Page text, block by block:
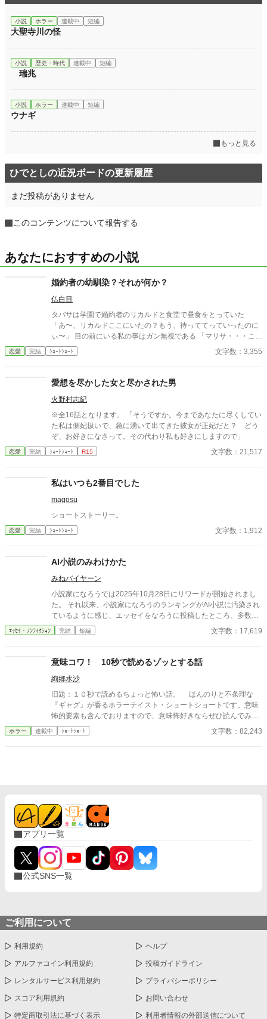
小説 ホラー 連載中 短編
大聖寺川の怪
小説 歴史・時代 連載中 短編
瑞兆
小説 ホラー 連載中 短編
ウナギ
もっと見る
ひでとしの近況ボードの更新履歴
まだ投稿がありません
このコンテンツについて報告する
あなたにおすすめの小説
婚約者の幼馴染？それが何か？
仏白目
タバサは学園で婚約者のリカルドと食堂で昼食をとっていた
「あ〜、リカルドここにいたの？もう、待っててっていったのに
ぃ〜」 目の前にいる私の事はガン無視である 「マリサ・・・これ
からはタバサと昼食は一緒にとるから、君は遠慮してくれない
か？」 リカルドにそう言われたマリサは 「酷いわ！リカルド！私
ていた？今聞き捨てならない言葉が・・・ 「マリサ！誤解を招く
ような言い方はやめてくれ！僕たちは幼馴染ってだけだろう？」
「そんな！リカルド酷い！」 マリサはテーブルに突っ伏してワア
ワア泣き出した、およそ貴族令嬢とは思えない姿を晒している
この騒ぎ自体 とんだ恥晒しだわ タバサは席を立ち 冷めた目で
リカルドを見ると、「この事は父に相談します、お先に失礼しま
バサは席を立った
恋愛 完結 ｼｮｰﾄｼｮｰﾄ 文字数：3,355
愛想を尽かした女と尽かされた男
火野村志紀
※全16話となります。 「そうですか。今まであなたに尽くしてい
た私は側妃扱いで、急に湧いて出てきた彼女が正妃だと？ どう
ぞ、お好きになさって。その代わり私も好きにしますので」
恋愛 完結 ｼｮｰﾄｼｮｰﾄ R15 文字数：21,517
私はいつも2番目でした
magosu
ショートストーリー。
恋愛 完結 ｼｮｰﾄｼｮｰﾄ 文字数：1,912
AI小説のみわけかた
みねバイヤーン
小説家になろうでは2025年10月28日にリワードが開始されまし
た。 それ以来、小説家になろうのランキングがAI小説に汚染され
ているように感じ、エッセイをなろうに投稿したところ、多数の
反響をいただきました。 なろう民のノウハウを結集した、AI小説
のみわけかたです。 いただいたノウハウは随時更新中です。 アル
けかたなどコメントいただけるとありがたいです。 なお、いただ
いたノウハウは本文に追記し、他サイトにも掲載します。本文に
記載しないでほしい方は、コメント欄にその旨あわせて明記して
ください。
ｴｯｾｲ・ﾉﾝﾌｨｸｼｮﾝ 完結 短編 文字数：17,619
意味コワ！ 10秒で読めるゾッとする話
絢郷水沙
旧題：１０秒で読めるちょっと怖い話。 ほんのりと不条理な
『ギャグ』が香るホラーテイスト・ショートショートです。意味
怖的要素も含んでおりますので、意味怖好きならぜひ読んでみて
ください。
ホラー 連載中 ｼｮｰﾄｼｮｰﾄ 文字数：82,243
アプリ一覧
公式SNS一覧
ご利用について
利用規約 ヘルプ
アルファコイン利用規約 投稿ガイドライン
レンタルサービス利用規約 プライバシーポリシー
スコア利用規約 お問い合わせ
特定商取引法に基づく表示 利用者情報の外部送信について